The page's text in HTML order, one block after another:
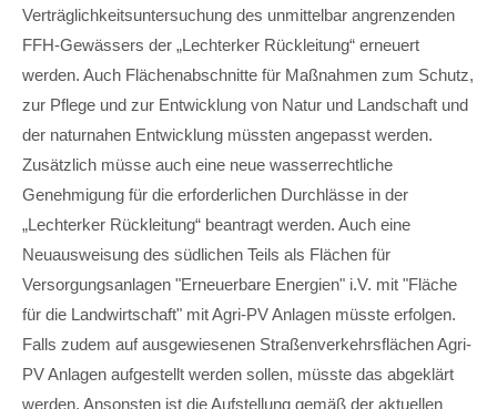
Verträglichkeitsuntersuchung des unmittelbar angrenzenden
FFH-Gewässers der „Lechterker Rückleitung“ erneuert
werden. Auch Flächenabschnitte für Maßnahmen zum Schutz,
zur Pflege und zur Entwicklung von Natur und Landschaft und
der naturnahen Entwicklung müssten angepasst werden.
Zusätzlich müsse auch eine neue wasserrechtliche
Genehmigung für die erforderlichen Durchlässe in der
„Lechterker Rückleitung“ beantragt werden. Auch eine
Neuausweisung des südlichen Teils als Flächen für
Versorgungsanlagen "Erneuerbare Energien" i.V. mit "Fläche
für die Landwirtschaft" mit Agri-PV Anlagen müsste erfolgen.
Falls zudem auf ausgewiesenen Straßenverkehrsflächen Agri-
PV Anlagen aufgestellt werden sollen, müsste das abgeklärt
werden. Ansonsten ist die Aufstellung gemäß der aktuellen